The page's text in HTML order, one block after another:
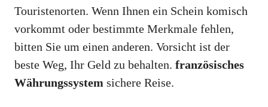
Touristenorten. Wenn Ihnen ein Schein komisch
vorkommt oder bestimmte Merkmale fehlen,
bitten Sie um einen anderen. Vorsicht ist der
beste Weg, Ihr Geld zu behalten. französisches
Währungssystem sichere Reise.